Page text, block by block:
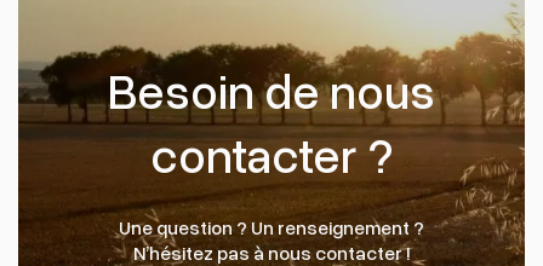
Besoin de nous
contacter ?
Une question ? Un renseignement ?
N’hésitez pas à nous contacter !